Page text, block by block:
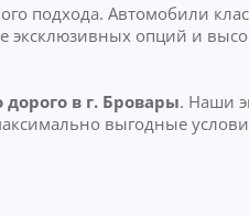
подхода. Автомобили
эксклюзивных опций и
дорогов г. Бровары. Наши
выгодные